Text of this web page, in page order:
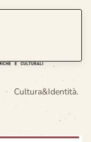
Cultura&Identità.